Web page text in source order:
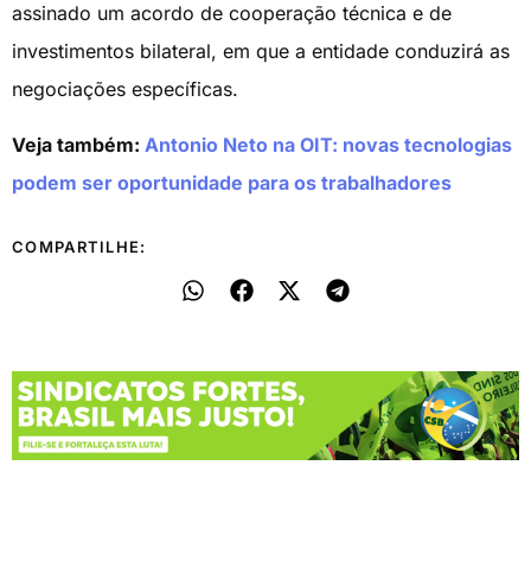
assinado um acordo de cooperação técnica e de
investimentos bilateral, em que a entidade conduzirá as
negociações específicas.
Veja também: Antonio Neto na OIT: novas tecnologias
podem ser oportunidade para os trabalhadores
COMPARTILHE: